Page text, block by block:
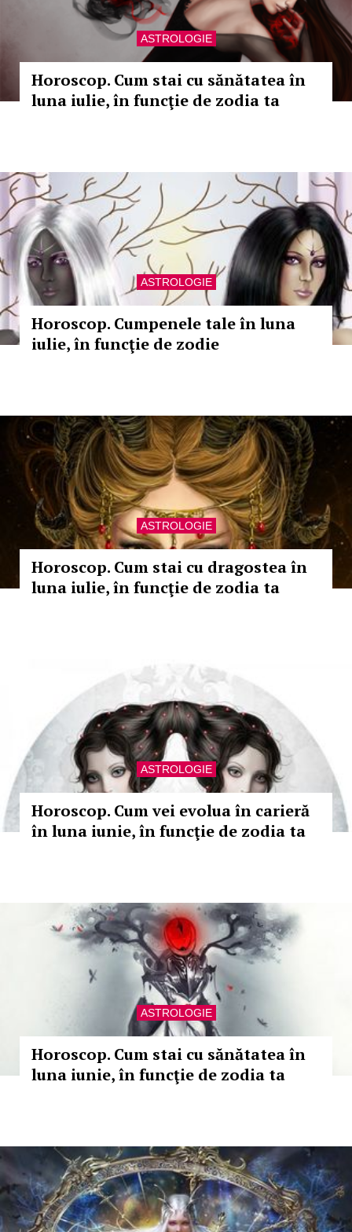
ASTROLOGIE
Horoscop. Cum stai cu sănătatea în
luna iulie, în funcţie de zodia ta
ASTROLOGIE
Horoscop. Cumpenele tale în luna
iulie, în funcţie de zodie
ASTROLOGIE
Horoscop. Cum stai cu dragostea în
luna iulie, în funcţie de zodia ta
ASTROLOGIE
Horoscop. Cum vei evolua în carieră
în luna iunie, în funcţie de zodia ta
ASTROLOGIE
Horoscop. Cum stai cu sănătatea în
luna iunie, în funcţie de zodia ta